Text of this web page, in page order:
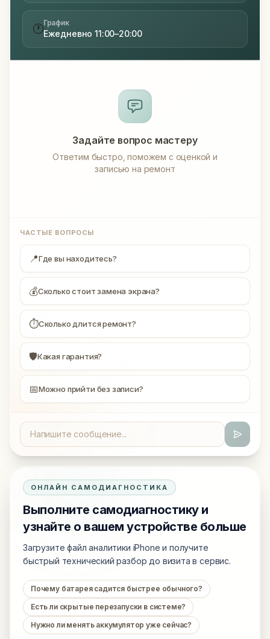
🕐График
Ежедневно 11:00–20:00
Задайте вопрос мастеру
Ответим быстро, поможем с оценкой и
записью на ремонт
ЧАСТЫЕ ВОПРОСЫ
📍Где вы находитесь?
💰Сколько стоит замена экрана?
⏱Сколько длится ремонт?
🛡Какая гарантия?
📅Можно прийти без записи?
ОНЛАЙН САМОДИАГНОСТИКА
Выполните самодиагностику и
узнайте о вашем устройстве больше
Загрузите файл аналитики iPhone и получите
быстрый технический разбор до визита в сервис.
Почему батарея садится быстрее обычного?
Есть ли скрытые перезапуски в системе?
Нужно ли менять аккумулятор уже сейчас?